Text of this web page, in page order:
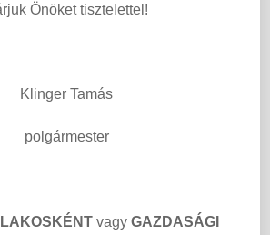
Önöket tisztelettel!
Klinger Tamás
polgármester
LAKOSKÉNTvagyGAZDASÁGI